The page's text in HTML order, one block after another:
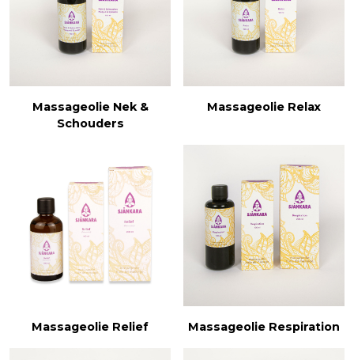
Massageolie Nek &
Schouders
Massageolie Relax
Massageolie Relief Massageolie Respiration